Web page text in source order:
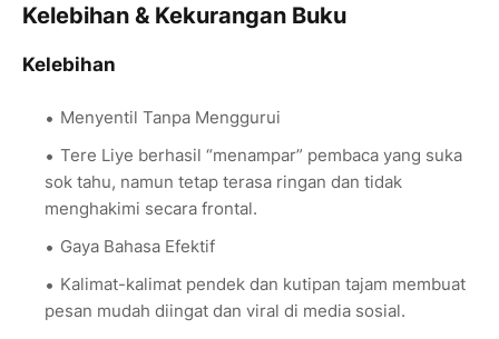
Kelebihan & Kekurangan Buku
Kelebihan
Menyentil Tanpa Menggurui
Tere Liye berhasil “menampar” pembaca yang suka
sok tahu, namun tetap terasa ringan dan tidak
menghakimi secara frontal.
Gaya Bahasa Efektif
Kalimat-kalimat pendek dan kutipan tajam membuat
pesan mudah diingat dan viral di media sosial.